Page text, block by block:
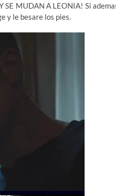
SE MUDAN A LEONIA! Si
y le besare los pies.